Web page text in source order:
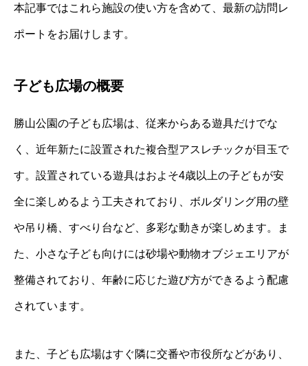
本記事ではこれら施設の使い方を含めて、最新の訪問レ
ポートをお届けします。
子ども広場の概要
勝山公園の子ども広場は、従来からある遊具だけでな
く、近年新たに設置された複合型アスレチックが目玉で
す。設置されている遊具はおよそ4歳以上の子どもが安
全に楽しめるよう工夫されており、ボルダリング用の壁
や吊り橋、すべり台など、多彩な動きが楽しめます。ま
た、小さな子ども向けには砂場や動物オブジェエリアが
整備されており、年齢に応じた遊び方ができるよう配慮
されています。
また、子ども広場はすぐ隣に交番や市役所などがあり、